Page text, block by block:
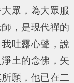
眾，為大眾服
，是現代禪的
吐露心聲，說
土的念佛，矢
願，他已在二